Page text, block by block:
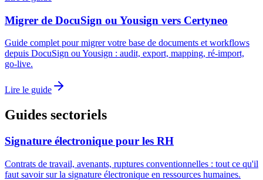
Migrer de DocuSign ou Yousign vers Certyneo
Guide complet pour migrer votre base de documents et workflows
depuis DocuSign ou Yousign : audit, export, mapping, ré-import,
go-live.
Lire le guide
Guides sectoriels
Signature électronique pour les RH
Contrats de travail, avenants, ruptures conventionnelles : tout ce qu'il
faut savoir sur la signature électronique en ressources humaines.